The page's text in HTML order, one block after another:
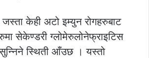
केही अटो इम्युन रोगहरुबाट
सेकेण्डरी ग्लोमेरुलोनेफ्राइटिस
सुन्निने स्थिती आँउछ । यस्तो